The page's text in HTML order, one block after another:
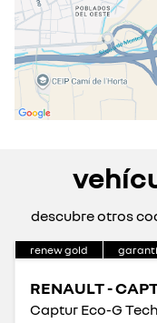
descubre otros
renew gold
RENAULT -
Captur Eco-G